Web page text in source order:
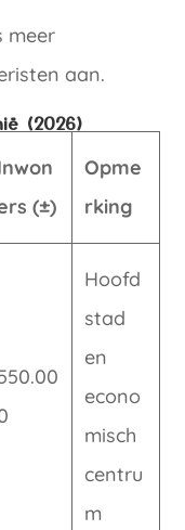
meer
aan.
(2026)
(±)
Opme
rking
Hoofd
stad
en
econo
misch
centru
m